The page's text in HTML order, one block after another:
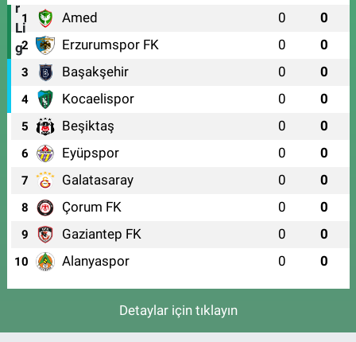
1 Amed 0 0
2 Erzurumspor FK 0 0
3 Başakşehir 0 0
4 Kocaelispor 0 0
5 Beşiktaş 0 0
6 Eyüpspor 0 0
7 Galatasaray 0 0
8 Çorum FK 0 0
9 Gaziantep FK 0 0
10 Alanyaspor 0 0
Detaylar için tıklayın